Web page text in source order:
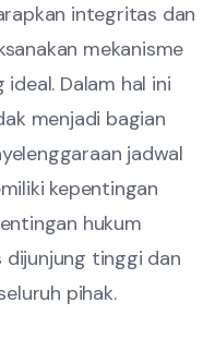
integritas dan
mekanisme
Dalam hal ini
menjadi bagian
jadwal
kepentingan
hukum
tinggi dan
pihak.